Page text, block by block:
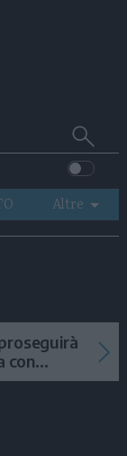
Cerca
su
Trentino
Altre
con